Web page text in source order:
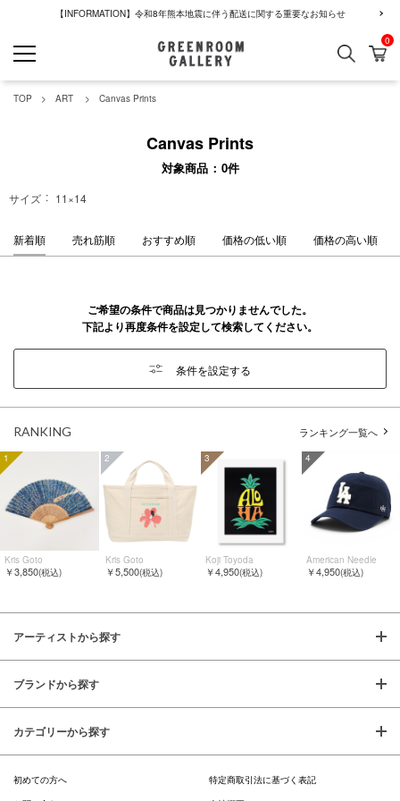
【INFORMATION】令和8年熊本地震に伴う配送に関する重要なお知らせ
検索 カ
0
TOP ART Canvas Prints
Canvas Prints
対象商品 0件
サイズ 11×14
新着順 売れ筋順 おすすめ順 価格の低い順 価格の高い順
ご希望の条件で商品は見つかりませんでした。
下記より再度条件を設定して検索してください。
条件を設定する
RANKING ランキング一覧へ
1
Kris Goto
￥3,850(税込)
2
Kris Goto
￥5,500(税込)
3
Koji Toyoda
￥4,950(税込)
4
American Needle
￥4,950(税込)
アーティストから探す
ブランドから探す
カテゴリーから探す
初めての方へ
特定商取引法に基づく表記